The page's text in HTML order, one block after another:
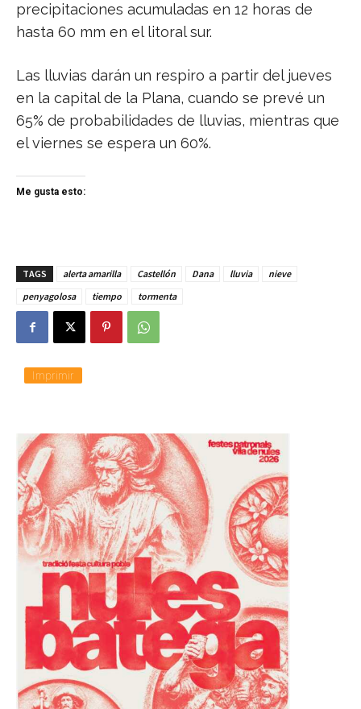
precipitaciones acumuladas en 12 horas de
hasta 60 mm en el litoral sur.
Las lluvias darán un respiro a partir del jueves
en la capital de la Plana, cuando se prevé un
65% de probabilidades de lluvias, mientras que
el viernes se espera un 60%.
Me gusta esto:
TAGS alerta amarilla Castellón Dana lluvia
nieve
penyagolosa
tiempo tormenta
Imprimir